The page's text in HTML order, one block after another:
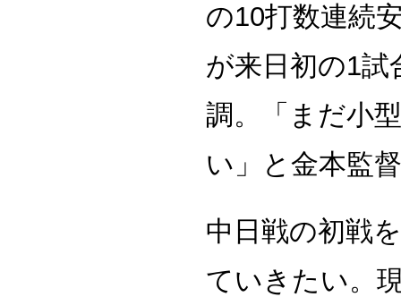
の10打数連続
が来日初の1試
調。「まだ小
い」と金本監
中日戦の初戦
ていきたい。